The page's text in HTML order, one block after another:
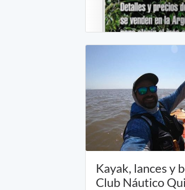
Kayak, lances y
Club Náutico